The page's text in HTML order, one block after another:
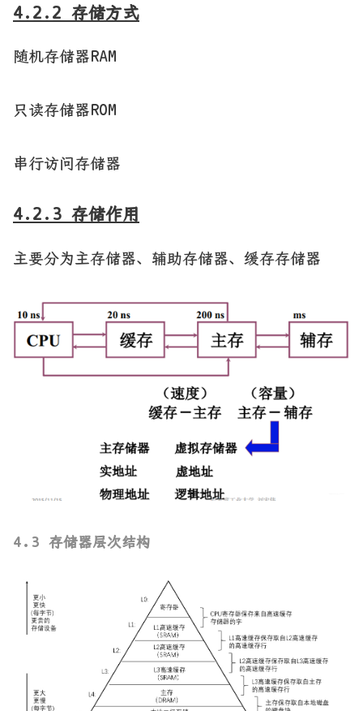
4.2.2 存储方式
随机存储器RAM
只读存储器ROM
串行访问存储器
4.2.3 存储作用
主要分为主存储器、辅助存储器、缓存存储器
4.3 存储器层次结构